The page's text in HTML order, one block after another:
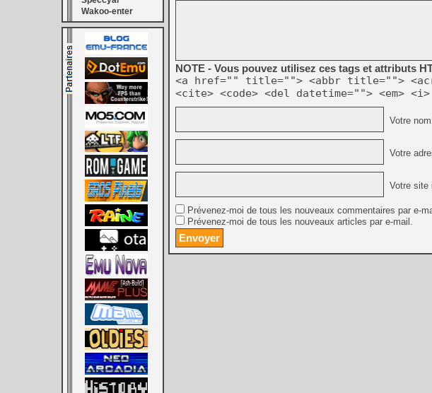
Wakoo-enter
NOTE - Vous pouvez utilisez ces tags et attributs
<a href="" title=""> <abbr title="">
<cite> <code> <del datetime=""> <em>
Votre
Votre
Votre site
Prévenez-moi de tous les nouveaux commentaires par e-
Prévenez-moi de tous les nouveaux articles par e-mail.